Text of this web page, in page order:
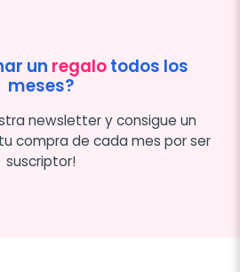
un regalotodos los
meses?
newsletter y consigue un
compra de cada mes por ser
suscriptor!